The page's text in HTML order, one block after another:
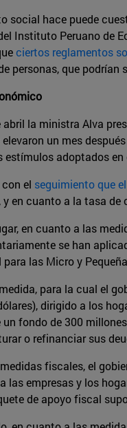
social hace puede
Instituto Peruano de
ciertos reglamentos
personas, que
la ministra Alva
un mes
estímulos adoptados
el seguimiento que
en cuanto a la tasa de
en cuanto a las
se han
para las Micro y
para la cual el
dirigido a los
fondo de 300
o refinanciar sus
fiscales, el
las empresas y los
de apoyo fiscal